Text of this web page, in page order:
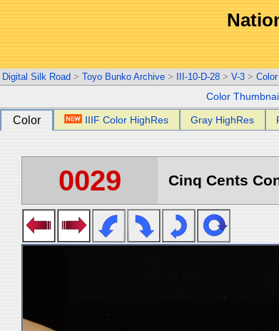
Digital Silk Road > Toyo Bunko Archive > III-10-D-28 > V-3 >
Color Thumbnail
Color IIIF Color HighRes Gray HighRes
0029 Cinq Cents